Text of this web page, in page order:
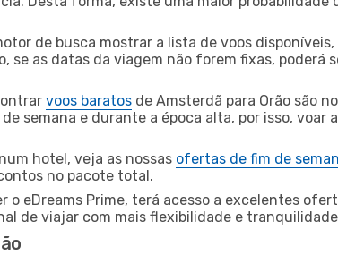
de busca mostrar a lista de voos
se as datas da viagem não forem fixas, poderá
voos baratos de Amsterdã para Orão são
semana e durante a época alta, por isso, voar
hotel, veja as nossas ofertas de fim de
no pacote total.
o eDreams Prime, terá acesso a excelentes
de viajar com mais flexibilidade e